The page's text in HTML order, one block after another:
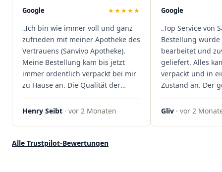
Mal viel Zeit spart. Man merkt,
Kundenzufriedenheit an erster
Stelle stehen. Vielen Dank an das
Team von Sanvivo – ich bin
rundum begeistert!"
Google ★★★★★
„Ich bin wie immer voll und ganz
zufrieden mit meiner Apotheke des
Vertrauens (Sanvivo Apotheke).
Meine Bestellung kam bis jetzt
immer ordentlich verpackt bei mir
zu Hause an. Die Qualität der
Blüten ist auch immer auf einem
hohen Niveau, die Auswahl ist
ordentlich gelagert, ich hatte nur
Henry Seibt · vor 2 Monaten
Google
„Top Service von
Bestellung wurde
bearbeitet und
geliefert. Alles
verpackt und in
Zustand an. Der
war
professionell.
Gliv · vor 2
Alle Trustpilot-Bewertungen